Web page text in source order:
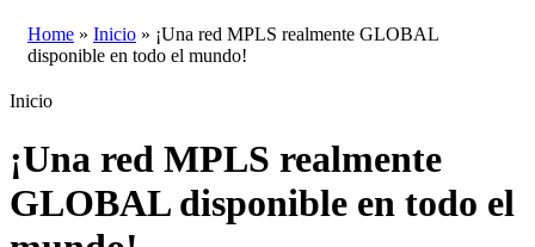
Home » Inicio » ¡Una red MPLS realmente GLOBAL
disponible en todo el mundo!
Inicio
¡Una red MPLS realmente
GLOBAL disponible en todo el